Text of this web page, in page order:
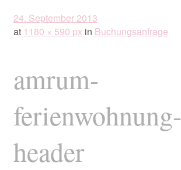
24. September 2013
at 1180 × 590 px in Buchungsanfrage
amrum-
ferienwohnung-
header